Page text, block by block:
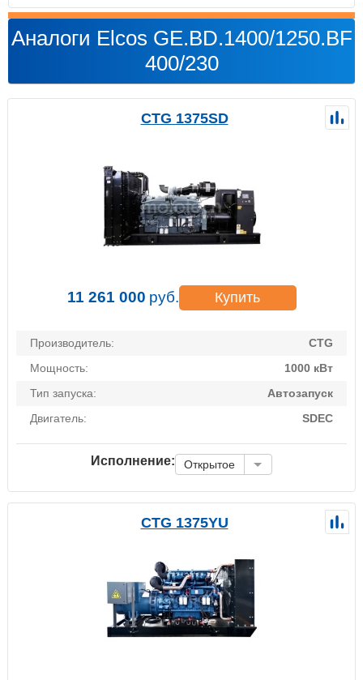
Аналоги Elcos GE.BD.1400/1250.BF
400/230
CTG 1375SD
11 261 000 руб. Купить
Производитель:
CTG
Мощность:
1000 кВт
Тип запуска:
Автозапуск
Двигатель:
SDEC
Исполнение: Открытое
CTG 1375YU